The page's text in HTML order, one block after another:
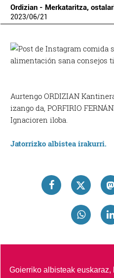
Ordizian - Merkataritza,
2023/06/21
Aurtengo ORDIZIAN
izango da, PORFIRIO
Ignacioren iloba.
Jatorrizko albistea irakurri.
Goierriko albisteak